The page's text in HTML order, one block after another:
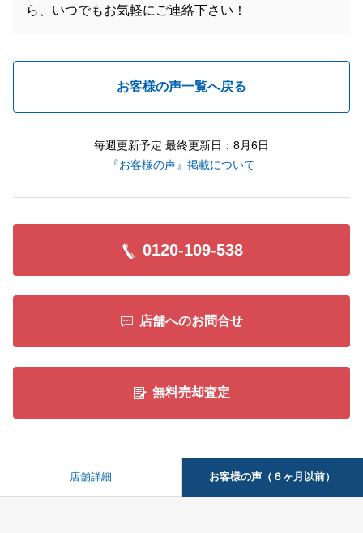
ら、いつでもお気軽にご連絡下さい！
お客様の声一覧へ戻る
毎週更新予定 最終更新日：8月6日
『お客様の声』掲載について
0120-109-538
店舗へのお問合せ
無料売却査定
店舗詳細 お客様の声（６ヶ月以前）